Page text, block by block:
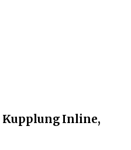
Kupplung Inline,